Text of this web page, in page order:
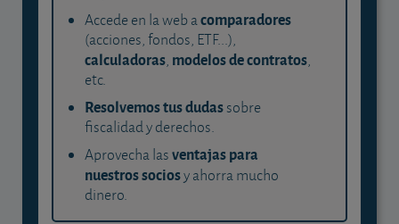
Accede en la web acomparadores
(acciones, fondos, ETF...),
calculadoras, modelos de contratos,
etc.
Resolvemos tus dudassobre
fiscalidad y derechos.
Aprovecha lasventajas para
nuestros sociosy ahorra mucho
dinero.